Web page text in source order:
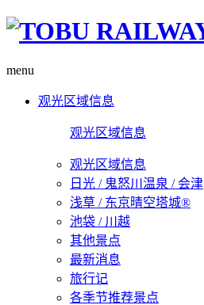
menu
观光区域信息
观光区域信息
观光区域信息
日光 / 鬼怒川温泉 / 会津
浅草 / 东京晴空塔城®
池袋 / 川越
其他景点
最新消息
旅行记
各季节推荐景点